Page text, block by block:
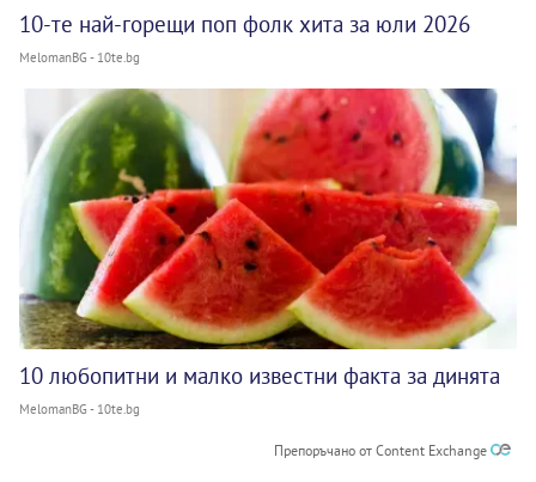
10-те най-горещи поп фолк хита за юли 2026
MelomanBG - 10te.bg
10 любопитни и малко известни факта за динята
MelomanBG - 10te.bg
Препоръчано от Content Exchange